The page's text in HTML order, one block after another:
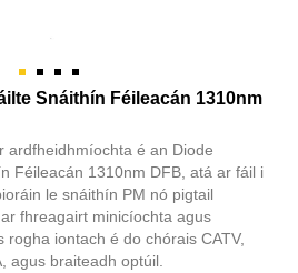
Snáithín Féileacán 1310nm
ardfheidhmíochta é an Diode
Féileacán 1310nm DFB, atá ar fáil i
le snáithín PM nó pigtail
fhreagairt minicíochta agus
iontach é do chórais CATV,
agus braiteadh optúil.